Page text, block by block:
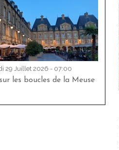
29 Juillet 2026 - 07:00
les boucles de la Meuse